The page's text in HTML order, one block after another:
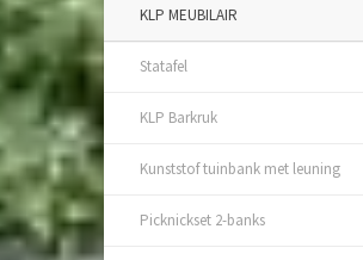
KLP MEUBILAIR
Statafel
KLP Barkruk
Kunststof tuinbank met leuning
Picknickset 2-banks